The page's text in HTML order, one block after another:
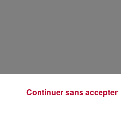
Continuer sans accepter